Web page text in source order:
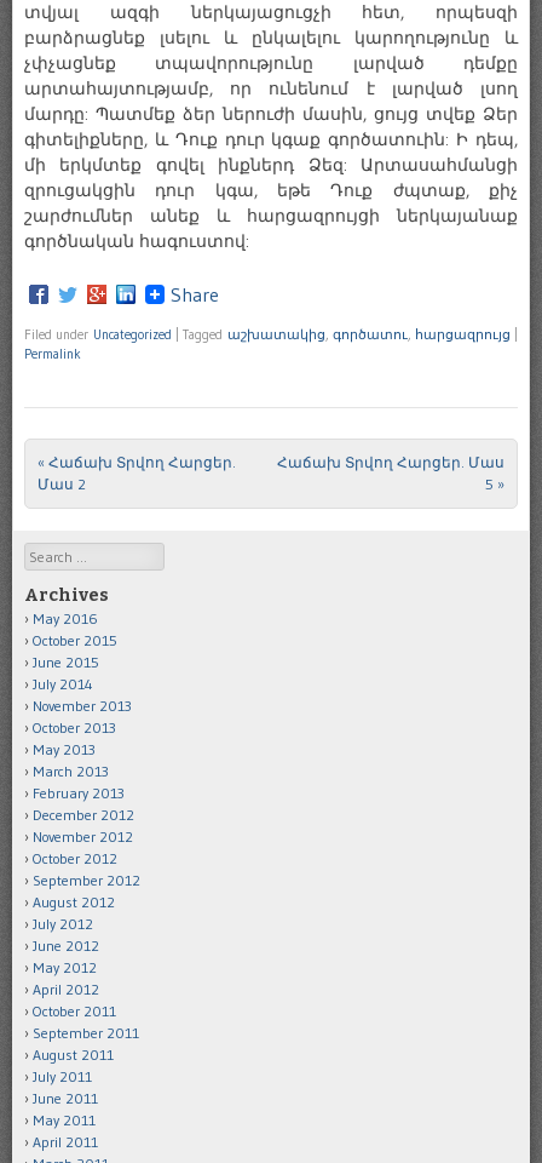
տվյալ ազգի ներկայացուցչի հետ, որպեսզի
բարձրացնեք լսելու և ընկալելու կարողությունը և
չփչացնեք տպավորությունը լարված դեմքը
արտահայտությամբ, որ ունենում է լարված լսող
մարդը: Պատմեք ձեր ներուժի մասին, ցույց տվեք Ձեր
գիտելիքները, և Դուք դուր կգաք գործատուին: Ի դեպ,
մի երկմտեք գովել ինքներդ Ձեզ: Արտասահմանցի
զրուցակցին դուր կգա, եթե Դուք ժպտաք, քիչ
շարժումներ անեք և հարցազրույցի ներկայանաք
գործնական հագուստով:
Share
Filed under Uncategorized Tagged աշխատակից, գործատու, հարցազրույց
Permalink
Post navigation
« Հաճախ Տրվող Հարցեր.
Մաս 2
Հաճախ Տրվող Հարցեր. Մաս
5 »
Search
Archives
May 2016
October 2015
June 2015
July 2014
November 2013
October 2013
May 2013
March 2013
February 2013
December 2012
November 2012
October 2012
September 2012
August 2012
July 2012
June 2012
May 2012
April 2012
October 2011
September 2011
August 2011
July 2011
June 2011
May 2011
April 2011